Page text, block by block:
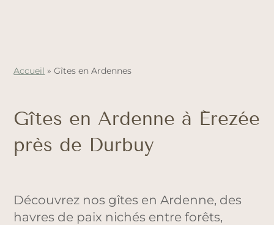
Accueil »Gîtes en Ardennes
Gîtes en Ardenne à Érezée
près de Durbuy
Découvrez nos gîtes en Ardenne, des
havres de paix nichés entre forêts,